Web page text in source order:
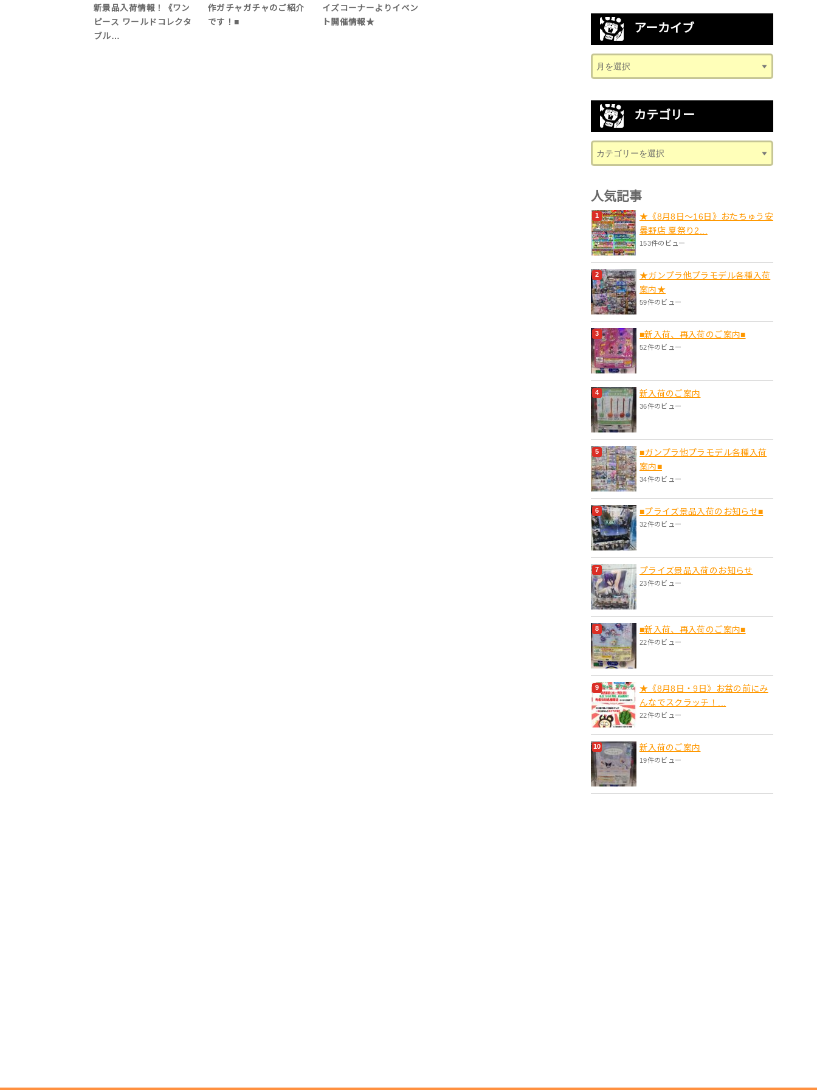
新景品入荷情報！《ワン
ピース ワールドコレクタ
ブル…
作ガチャガチャのご紹介
です！■
イズコーナーよりイベン
ト開催情報★
アーカイブ
カテゴリー
人気記事
★《8月8日～16日》おたちゅう安
曇野店 夏祭り2...
153件のビュー
★ガンプラ他プラモデル各種入荷
案内★
59件のビュー
■新入荷、再入荷のご案内■
52件のビュー
新入荷のご案内
36件のビュー
■ガンプラ他プラモデル各種入荷
案内■
34件のビュー
■プライズ景品入荷のお知らせ■
32件のビュー
プライズ景品入荷のお知らせ
23件のビュー
■新入荷、再入荷のご案内■
22件のビュー
★《8月8日・9日》お盆の前にみ
んなでスクラッチ！...
22件のビュー
新入荷のご案内
19件のビュー